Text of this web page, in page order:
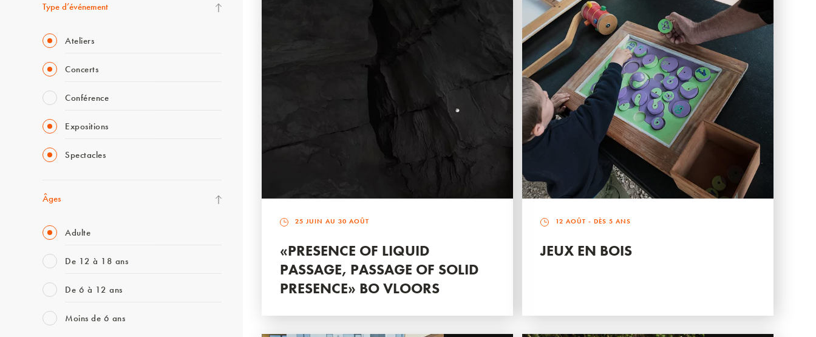
Type d’événement
Ateliers
Concerts
Conférence
Expositions
Spectacles
Âges
Adulte
De 12 à 18 ans
De 6 à 12 ans
Moins de 6 ans
25 JUIN AU 30 AOÛT
«PRESENCE OF LIQUID
PASSAGE, PASSAGE OF SOLID
PRESENCE» BO VLOORS
12 AOÛT - DÈS 5 ANS
JEUX EN BOIS